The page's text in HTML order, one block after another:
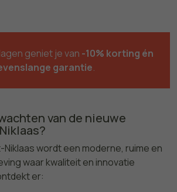
geniet je van -10% korting én
garantie.
van de nieuwe
Niklaas wordt een moderne, ruime en
waar kwaliteit en innovatie
er: